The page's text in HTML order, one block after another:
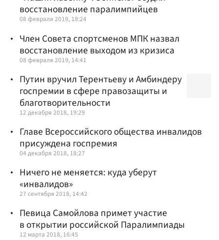
восстановление паралимпийцев
08 февраля 2019, 18:24
Член Совета спортсменов МПК назвал
восстановление выходом из кризиса
08 февраля 2019, 14:41
Путин вручил Терентьеву и Амбиндеру
госпремии в сфере правозащиты и
благотворительности
12 декабря 2018, 19:29
Главе Всероссийского общества инвалидов
присуждена госпремия
04 декабря 2018, 18:27
Ничего не меняется: куда уберут
«инвалидов»
27 сентября 2018, 14:42
Певица Самойлова примет участие
в открытии российской Паралимпиады
12 марта 2018, 16:45